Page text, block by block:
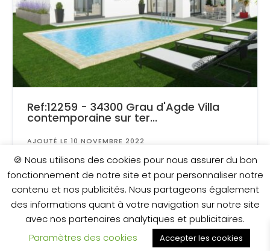
Ref:12259 - 34300 Grau d'Agde Villa
contemporaine sur ter...
AJOUTÉ LE 10 NOVEMBRE 2022
Surface: 550 m²
655 000 €
🍪 Nous utilisons des cookies pour nous assurer du bon
fonctionnement de notre site et pour personnaliser notre
contenu et nos publicités. Nous partageons également
des informations quant à votre navigation sur notre site
avec nos partenaires analytiques et publicitaires.
Paramètres des cookies
Accepter les cookies